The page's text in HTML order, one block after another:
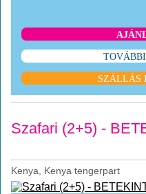
SZÁLLÁS
Szafari (2+5) -
Kenya, Kenya tengerpart